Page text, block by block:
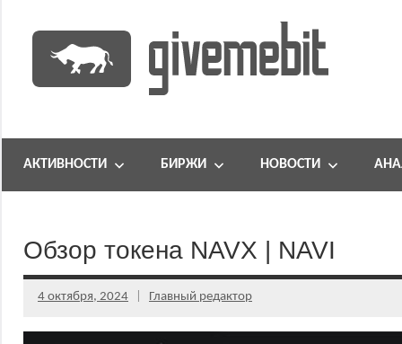
содержимому
GiveMeBit.com
портал
АКТИВНОСТИ БИРЖИ НОВОСТИ
Обзор токена NAVX | NAVI
4 октября, 2024 Главный редактор